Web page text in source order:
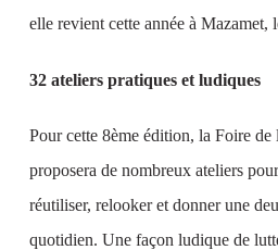
elle revient cette année à Mazamet,
32 ateliers pratiques et ludiques
Pour cette 8ème édition, la Foire de
proposera de nombreux ateliers
réutiliser, relooker et donner une
quotidien. Une façon ludique de